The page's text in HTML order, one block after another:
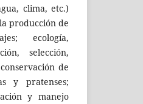
clima, etc.)
producción de
ecología,
selección,
de
y pratenses;
y manejo